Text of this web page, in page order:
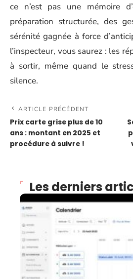
ce n’est pas une mémoire
préparation structurée, des
sérénité gagnée à force
l’inspecteur, vous saurez : les
à sortir, même quand le
silence.
ARTICLE PRÉCÉDENT
Prix carte grise plus de 10
ans : montant en 2025 et
procédure à suivre !
Les derniers